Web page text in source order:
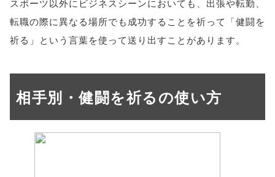
スポーツ以外にビジネスシーンにおいても、出張や転勤、
転職の際に異なる場所でも成功することを祈って「健闘を
祈る」という言葉を使って送り出すことがあります。
相手別・健闘を祈るの使い方